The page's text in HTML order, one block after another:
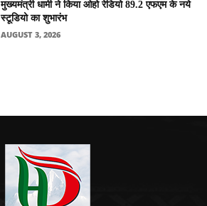
मुख्यमंत्री धामी ने किया ओहो रेडियो 89.2 एफएम के नये
स्टूडियो का शुभारंभ
AUGUST 3, 2026